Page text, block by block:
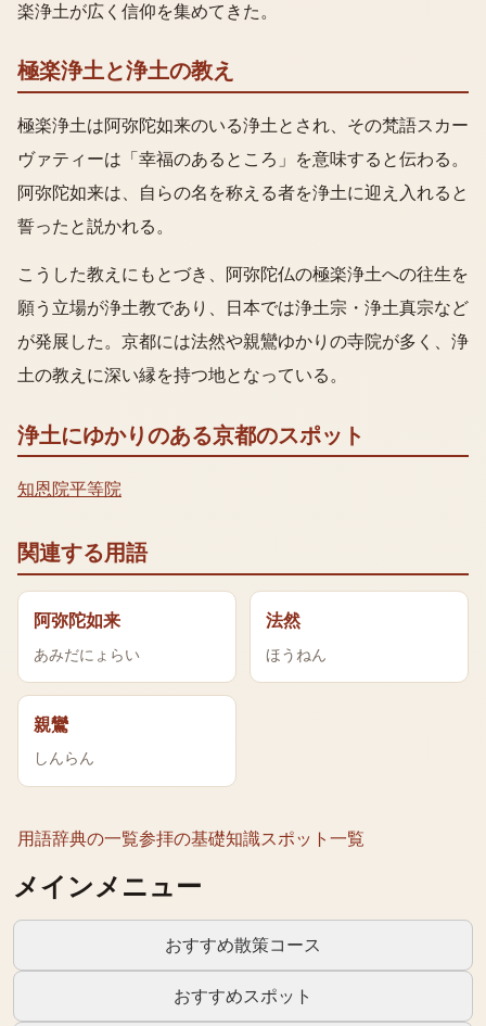
メインメニュー
おすすめ散策コース
おすすめスポット
楽浄土が広く信仰を集めてきた。
極楽浄土と浄土の教え
極楽浄土は阿弥陀如来のいる浄土とされ、その梵語スカー
ヴァティーは「幸福のあるところ」を意味すると伝わる。
阿弥陀如来は、自らの名を称える者を浄土に迎え入れると
誓ったと説かれる。
こうした教えにもとづき、阿弥陀仏の極楽浄土への往生を
願う立場が浄土教であり、日本では浄土宗・浄土真宗など
が発展した。京都には法然や親鸞ゆかりの寺院が多く、浄
土の教えに深い縁を持つ地となっている。
浄土にゆかりのある京都のスポット
知恩院平等院
関連する用語
阿弥陀如来
あみだにょらい
法然
ほうねん
親鸞
しんらん
用語辞典の一覧参拝の基礎知識スポット一覧